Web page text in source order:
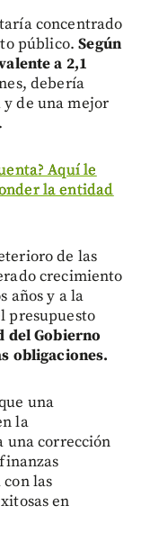
concentrado
público.Según
a 2,1
debería
de una mejor
Aquí le
la entidad
de las
crecimiento
años y a la
presupuesto
del Gobierno
obligaciones.
una
la
una corrección
las
en